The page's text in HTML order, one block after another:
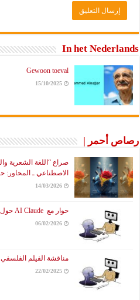
In het Nederlands
Gewoon toeval
15/10/2025
رصاص أحمر |
صراع “اللغة الشعرية
الاصطناعي ـ المحاور:
14/03/2026
حوار مع AI Claude حول التاريخ والحقيقة
06/02/2026
مناقشة الفيلم
22/02/2025